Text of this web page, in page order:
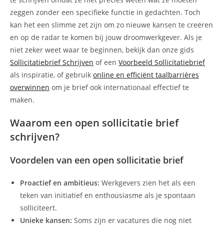
zeggen zonder een specifieke functie in gedachten. Toch
kan het een slimme zet zijn om zo nieuwe kansen te creëren
en op de radar te komen bij jouw droomwerkgever. Als je
niet zeker weet waar te beginnen, bekijk dan onze gids
Sollicitatiebrief Schrijven of een Voorbeeld Sollicitatiebrief
als inspiratie, of gebruik online en efficiënt taalbarrières
overwinnen om je brief ook internationaal effectief te
maken.
Waarom een open sollicitatie brief
schrijven?
Voordelen van een open sollicitatie brief
Proactief en ambitieus: Werkgevers zien het als een
teken van initiatief en enthousiasme als je spontaan
solliciteert.
Unieke kansen: Soms zijn er vacatures die nog niet